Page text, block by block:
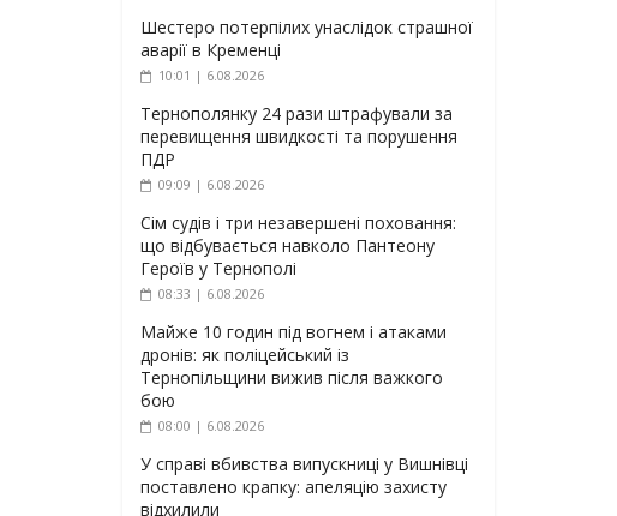
Шестеро потерпілих унаслідок страшної
аварії в Кременці
10:01 | 6.08.2026
Тернополянку 24 рази штрафували за
перевищення швидкості та порушення
ПДР
09:09 | 6.08.2026
Сім судів і три незавершені поховання:
що відбувається навколо Пантеону
Героїв у Тернополі
08:33 | 6.08.2026
Майже 10 годин під вогнем і атаками
дронів: як поліцейський із
Тернопільщини вижив після важкого
бою
08:00 | 6.08.2026
У справі вбивства випускниці у Вишнівці
поставлено крапку: апеляцію захисту
відхилили